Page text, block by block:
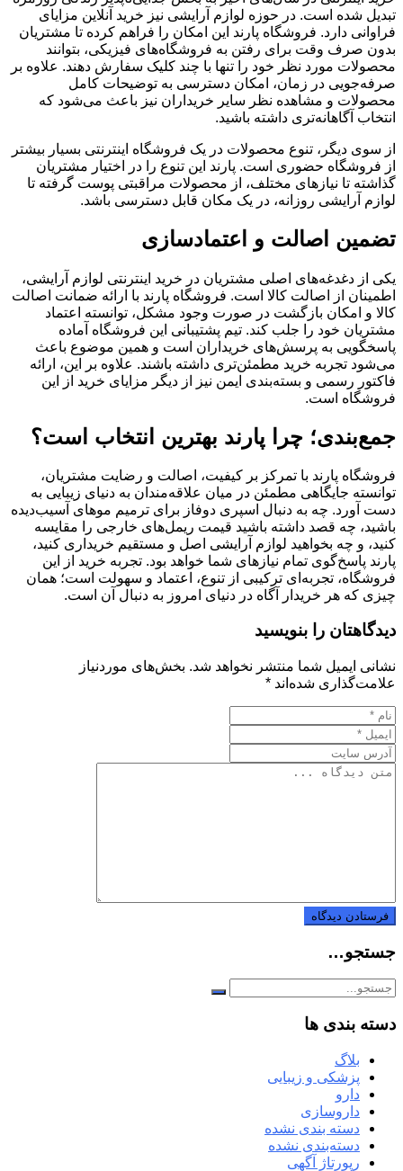
تبدیل شده است. در حوزه لوازم آرایشی نیز خرید آنلاین مزایای
فراوانی دارد. فروشگاه پارند این امکان را فراهم کرده تا مشتریان
بدون صرف وقت برای رفتن به فروشگاه‌های فیزیکی، بتوانند
محصولات مورد نظر خود را تنها با چند کلیک سفارش دهند. علاوه بر
صرفه‌جویی در زمان، امکان دسترسی به توضیحات کامل
محصولات و مشاهده نظر سایر خریداران نیز باعث می‌شود که
انتخاب آگاهانه‌تری داشته باشید.
از سوی دیگر، تنوع محصولات در یک فروشگاه اینترنتی بسیار بیشتر
از فروشگاه حضوری است. پارند این تنوع را در اختیار مشتریان
گذاشته تا نیازهای مختلف، از محصولات مراقبتی پوست گرفته تا
لوازم آرایشی روزانه، در یک مکان قابل دسترسی باشد.
تضمین اصالت و اعتمادسازی
یکی از دغدغه‌های اصلی مشتریان در خرید اینترنتی لوازم آرایشی،
اطمینان از اصالت کالا است. فروشگاه پارند با ارائه ضمانت اصالت
کالا و امکان بازگشت در صورت وجود مشکل، توانسته اعتماد
مشتریان خود را جلب کند. تیم پشتیبانی این فروشگاه آماده
پاسخگویی به پرسش‌های خریداران است و همین موضوع باعث
می‌شود تجربه خرید مطمئن‌تری داشته باشند. علاوه بر این، ارائه
فاکتور رسمی و بسته‌بندی ایمن نیز از دیگر مزایای خرید از این
فروشگاه است.
جمع‌بندی؛ چرا پارند بهترین انتخاب است؟
فروشگاه پارند با تمرکز بر کیفیت، اصالت و رضایت مشتریان،
توانسته جایگاهی مطمئن در میان علاقه‌مندان به دنیای زیبایی به
دست آورد. چه به دنبال اسپری دوفاز برای ترمیم موهای آسیب‌دیده
باشید، چه قصد داشته باشید قیمت ریمل‌های خارجی را مقایسه
کنید، و چه بخواهید لوازم آرایشی اصل و مستقیم خریداری کنید،
پارند پاسخ‌گوی تمام نیازهای شما خواهد بود. تجربه خرید از این
فروشگاه، تجربه‌ای ترکیبی از تنوع، اعتماد و سهولت است؛ همان
چیزی که هر خریدار آگاه در دنیای امروز به دنبال آن است.
دیدگاهتان را بنویسید
نشانی ایمیل شما منتشر نخواهد شد. بخش‌های موردنیاز
علامت‌گذاری شده‌اند *
جستجو…
دسته بندی ها
بلاگ
پزشکی و زیبایی
دارو
داروسازی
دسته بندی نشده
دسته‌بندی نشده
رپورتاژ آگهی